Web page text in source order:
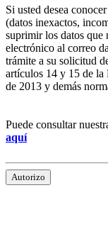
Si usted desea
(datos inexactos,
suprimir los datos que
electrónico al correo
trámite a su solicitud
artículos 14 y 15 de
de 2013 y demás
Puede consultar
aquí
Autorizo